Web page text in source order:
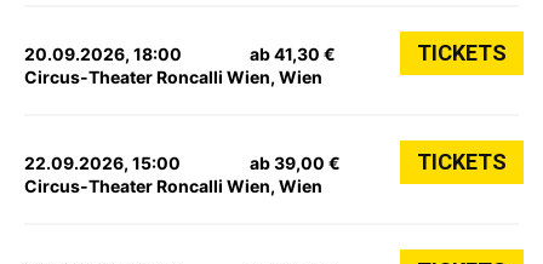
20.09.2026, 18:00
Circus-Theater Roncalli Wien, Wien
ab 41,30 € TICKETS
22.09.2026, 15:00
Circus-Theater Roncalli Wien, Wien
ab 39,00 € TICKETS